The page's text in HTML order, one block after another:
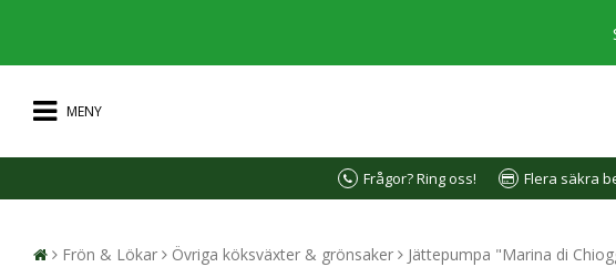
MENY
Frågor? Ring oss! Flera säkra
Frön & Lökar Övriga köksväxter & grönsaker Jättepumpa "Marina di